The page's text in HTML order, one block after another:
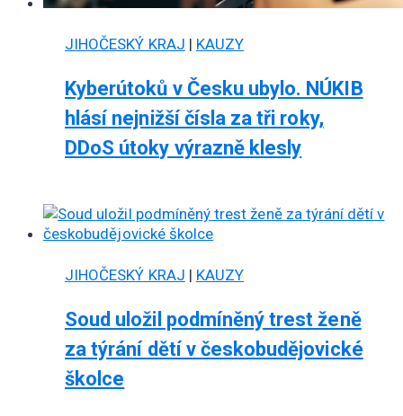
JIHOČESKÝ KRAJ | KAUZY
Kyberútoků v Česku ubylo. NÚKIB
hlásí nejnižší čísla za tři roky,
DDoS útoky výrazně klesly
JIHOČESKÝ KRAJ | KAUZY
Soud uložil podmíněný trest ženě
za týrání dětí v českobudějovické
školce